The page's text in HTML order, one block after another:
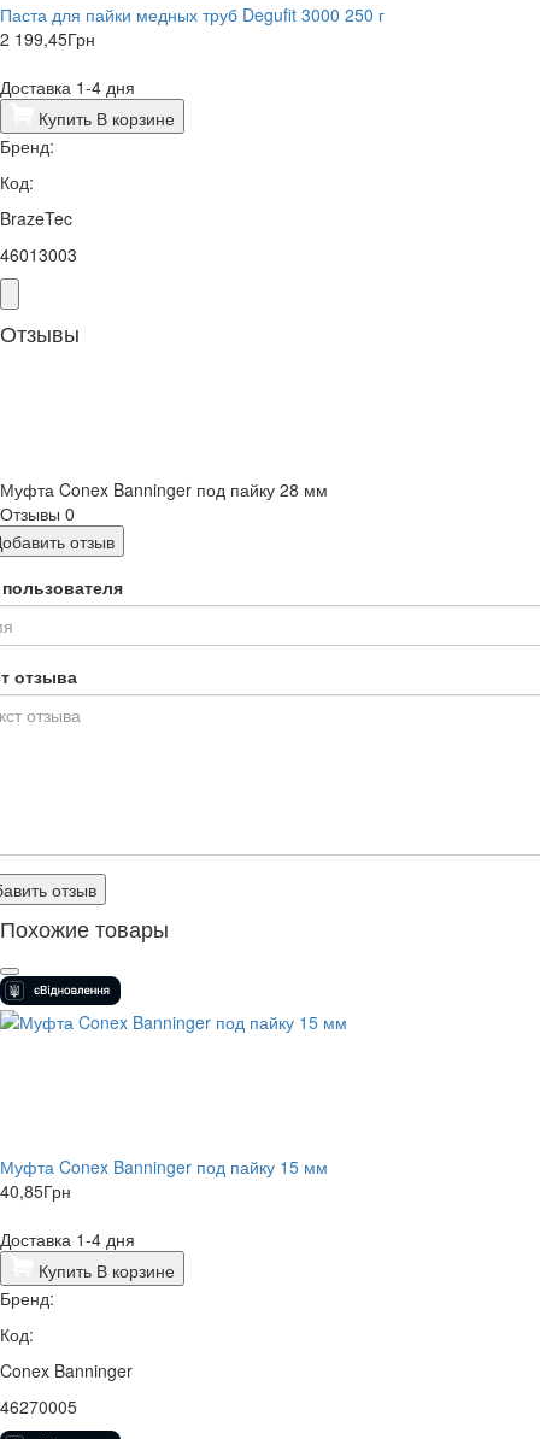
Паста для пайки медных труб Degufit 3000 250 г
2 199,45Грн
Доставка 1-4 дня
Купить В корзине
Бренд:
Код:
BrazeTec
46013003
Отзывы
​Муфта Conex Banninger под пайку 28 мм
Отзывы 0
отзыв
отзыва
отзыв
Похожие товары
Муфта Conex Banninger под пайку 15 мм
40,85Грн
Доставка 1-4 дня
Купить В корзине
Бренд:
Код:
Conex Banninger
46270005